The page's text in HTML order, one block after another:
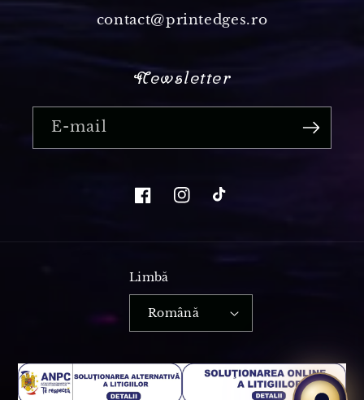
contact@printedges.ro
Newsletter
E-mail
Limbă
Română